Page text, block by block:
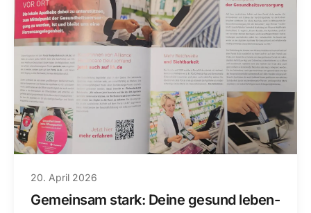
20. April 2026
Gemeinsam stark: Deine gesund leben-